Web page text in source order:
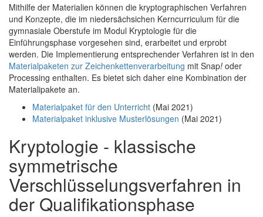
Mithilfe der Materialien können die kryptographischen Verfahren
und Konzepte, die im niedersächsichen Kerncurriculum für die
gymnasiale Oberstufe im Modul Kryptologie für die
Einführungsphase vorgesehen sind, erarbeitet und erprobt
werden. Die Implementierung entsprechender Verfahren ist in den
Materialpaketen zur Zeichenkettenverarbeitung mit Snap! oder
Processing enthalten. Es bietet sich daher eine Kombination der
Materialipakete an.
Materialpaket für den Unterricht (Mai 2021)
Materialpaket inklusive Musterlösungen (Mai 2021)
Kryptologie - klassische
symmetrische
Verschlüsselungsverfahren in
der Qualifikationsphase